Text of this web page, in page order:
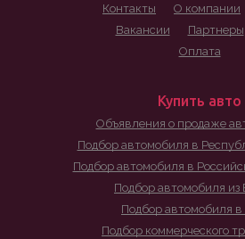
Контакты О компании
Вакансии
Партнеры
Оплата
Купить авто
Объявления о продаже
Подбор автомобиля в
Подбор автомобиля в
Подбор автомобиля из
Подбор автомобиля в
Подбор коммерческого